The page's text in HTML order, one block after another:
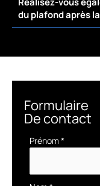
du plafond après
Formulaire
De contact
Formulaire
Prénom *